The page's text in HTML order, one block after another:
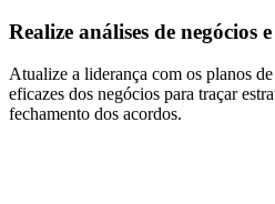
Realize análises de negócios
Atualize a liderança com os planos
eficazes dos negócios para traçar
fechamento dos acordos.